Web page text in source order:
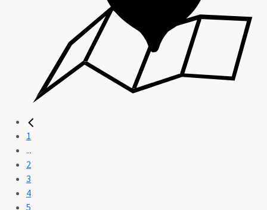
1
...
2
3
4
5